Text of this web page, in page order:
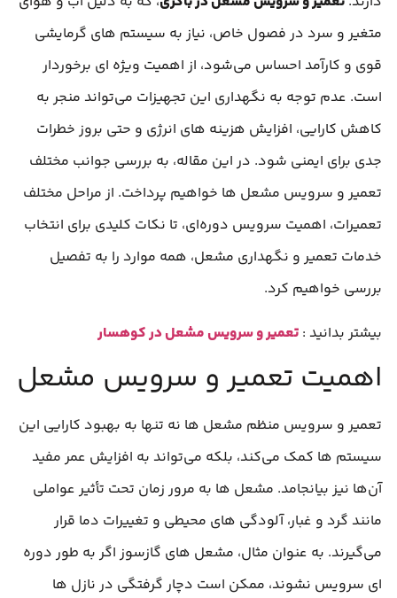
متغیر و سرد در فصول خاص، نیاز به سیستم‌ های گرمایشی
قوی و کارآمد احساس می‌شود، از اهمیت ویژه‌ ای برخوردار
است. عدم توجه به نگهداری این تجهیزات می‌تواند منجر به
کاهش کارایی، افزایش هزینه‌ های انرژی و حتی بروز خطرات
جدی برای ایمنی شود. در این مقاله، به بررسی جوانب مختلف
تعمیر و سرویس مشعل‌ ها خواهیم پرداخت. از مراحل مختلف
تعمیرات، اهمیت سرویس دوره‌ای، تا نکات کلیدی برای انتخاب
خدمات تعمیر و نگهداری مشعل، همه موارد را به تفصیل
بررسی خواهیم کرد.
بیشتر بدانید : تعمیر و سرویس مشعل در کوهسار
اهمیت تعمیر و سرویس مشعل
تعمیر و سرویس منظم مشعل‌ ها نه تنها به بهبود کارایی این
سیستم‌ ها کمک می‌کند، بلکه می‌تواند به افزایش عمر مفید
آن‌ها نیز بیانجامد. مشعل‌ ها به مرور زمان تحت تأثیر عواملی
مانند گرد و غبار، آلودگی‌ های محیطی و تغییرات دما قرار
می‌گیرند. به عنوان مثال، مشعل‌ های گازسوز اگر به طور دوره‌
ای سرویس نشوند، ممکن است دچار گرفتگی در نازل‌ ها